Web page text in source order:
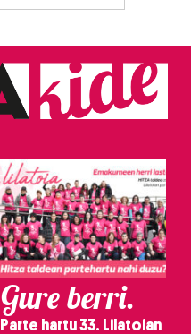
Gure berri.
Parte hartu 33. Lilatoian